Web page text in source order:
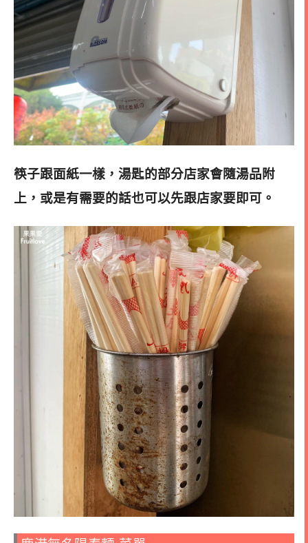
筷子跟面紙一樣，湯匙的部分店家會隨湯品附
上，或是有需要的話也可以先跟店家要即可。